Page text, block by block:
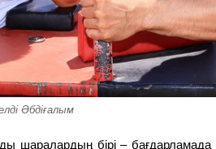
Әбдіғалым
шаралардың бірі – бағдарламада